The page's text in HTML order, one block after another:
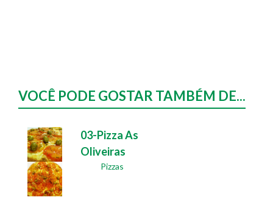
VOCÊ PODE GOSTAR TAMBÉM DE...
03-Pizza As
Oliveiras
Pizzas